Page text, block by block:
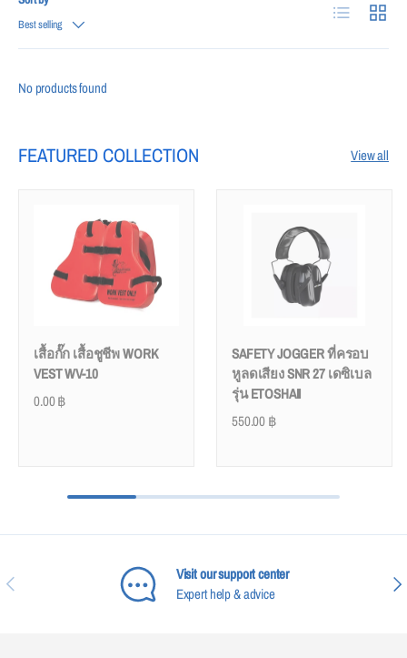
Best selling
List Grid
No products found
FEATURED COLLECTION View all
เสื้อกั๊ก เสื้อชูชีพ WORK
VEST WV-10
0.00฿
SAFETY JOGGER ที่ครอบ
หูลดเสียง SNR 27 เดซิเบล
รุ่น ETOSHAII
550.00฿
PREVIOUS
Visit our support center
Expert help & advice